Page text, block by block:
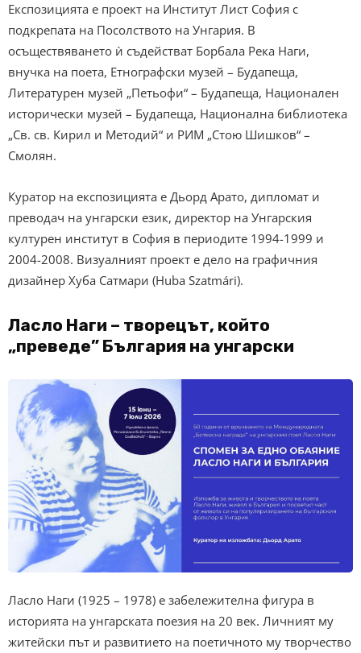
Експозицията е проект на Институт Лист София с
подкрепата на Посолството на Унгария. В
осъществяването ѝ съдействат Борбала Река Наги,
внучка на поета, Етнографски музей – Будапеща,
Литературен музей „Петьофи“ – Будапеща, Национален
исторически музей – Будапеща, Национална библиотека
„Св. св. Кирил и Методий“ и РИМ „Стою Шишков“ –
Смолян.
Куратор на експозицията е Дьорд Арато, дипломат и
преводач на унгарски език, директор на Унгарския
културен институт в София в периодите 1994-1999 и
2004-2008. Визуалният проект е дело на графичния
дизайнер Хуба Сатмари (Huba Szatmári).
Ласло Наги – творецът, който
„преведе” България на унгарски
Ласло Наги (1925 – 1978) е забележителна фигура в
историята на унгарската поезия на 20 век. Личният му
житейски път и развитието на поетичното му творчество